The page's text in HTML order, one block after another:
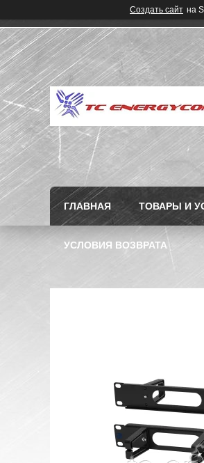
Создать сайт на
ГЛАВНАЯ ТОВАРЫ И
УСЛОВИЯ ВОЗВРАТА